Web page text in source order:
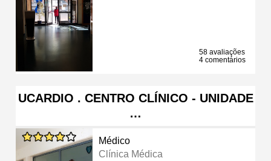
58 avaliações
4 comentários
UCARDIO . CENTRO CLÍNICO - UNIDADE
…
Médico
Clínica Médica